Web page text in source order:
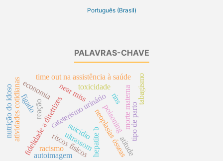
Português (Brasil)
PALAVRAS-CHAVE
hepatite b
neoplasias ósseas
poisoning
ultrassom
cateterismo urinário
near miss
time out na assistência à saúde
fidelidade a diretrizesriscos físicos
autoimagem
morte materna
economia
suicídio
reação
toxicidade
fígado rins
racismo
tipo de parto
atividades cotidianas
nutrição do idoso
atitude
tabagismo